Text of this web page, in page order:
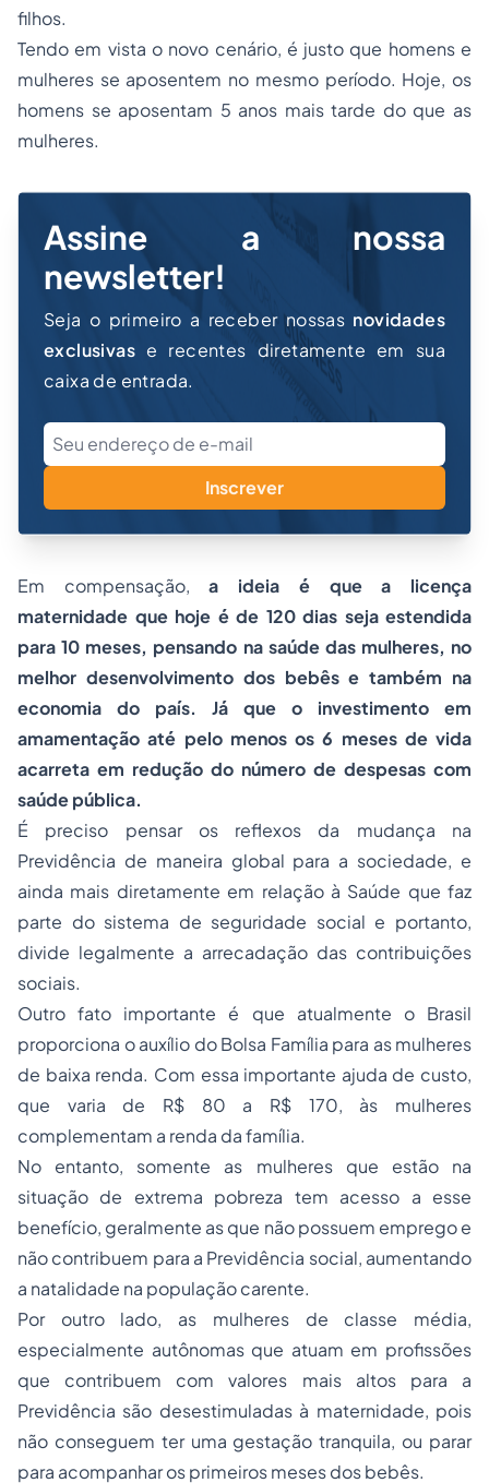
filhos.
Tendo em vista o novo cenário, é justo que homens e
mulheres se aposentem no mesmo período. Hoje, os
homens se aposentam 5 anos mais tarde do que as
mulheres.
Assine a nossa
newsletter!
Seja o primeiro a receber nossas novidades
exclusivas e recentes diretamente em sua
caixa de entrada.
Inscrever
Em compensação,a ideia é que a licença
maternidade que hoje é de 120 dias seja estendida
para 10 meses, pensando na saúde das mulheres, no
melhor desenvolvimento dos bebês e também na
economia do país. Já que o investimento em
amamentação até pelo menos os 6 meses de vida
acarreta em redução do número de despesas com
saúde pública.
É preciso pensar os reflexos da mudança na
Previdência de maneira global para a sociedade, e
ainda mais diretamente em relação à Saúde que faz
parte do sistema de seguridade social e portanto,
divide legalmente a arrecadação das contribuições
sociais.
Outro fato importante é que atualmente o Brasil
proporciona o auxílio do Bolsa Família para as mulheres
de baixa renda. Com essa importante ajuda de custo,
que varia de R$ 80 a R$ 170, às mulheres
complementam a renda da família.
No entanto, somente as mulheres que estão na
situação de extrema pobreza tem acesso a esse
benefício, geralmente as que não possuem emprego e
não contribuem para a Previdência social, aumentando
a natalidade na população carente.
Por outro lado, as mulheres de classe média,
especialmente autônomas que atuam em profissões
que contribuem com valores mais altos para a
Previdência são desestimuladas à maternidade, pois
não conseguem ter uma gestação tranquila, ou parar
para acompanhar os primeiros meses dos bebês.